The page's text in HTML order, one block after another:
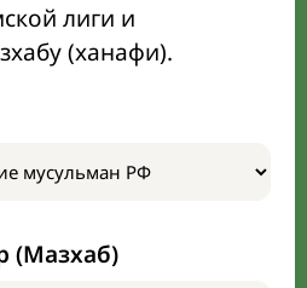
лиги и
(ханафи).
(Мазхаб)